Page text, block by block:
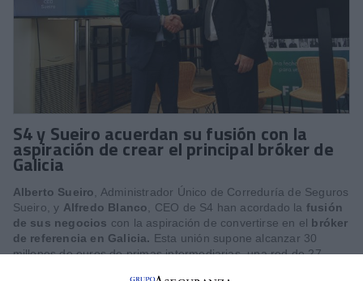
S4 y Sueiro acuerdan su fusión con la
aspiración de crear el principal bróker de
Galicia
Alberto Sueiro, Administrador Único de Correduría de Seguros
Sueiro, y Alfredo Blanco, CEO de S4 han acordado la fusión
de sus negocios con la aspiración de convertirse en el bróker
de referencia en Galicia. Esta unión supone alcanzar 30
millones de euros de primas intermediarias, una red de 27